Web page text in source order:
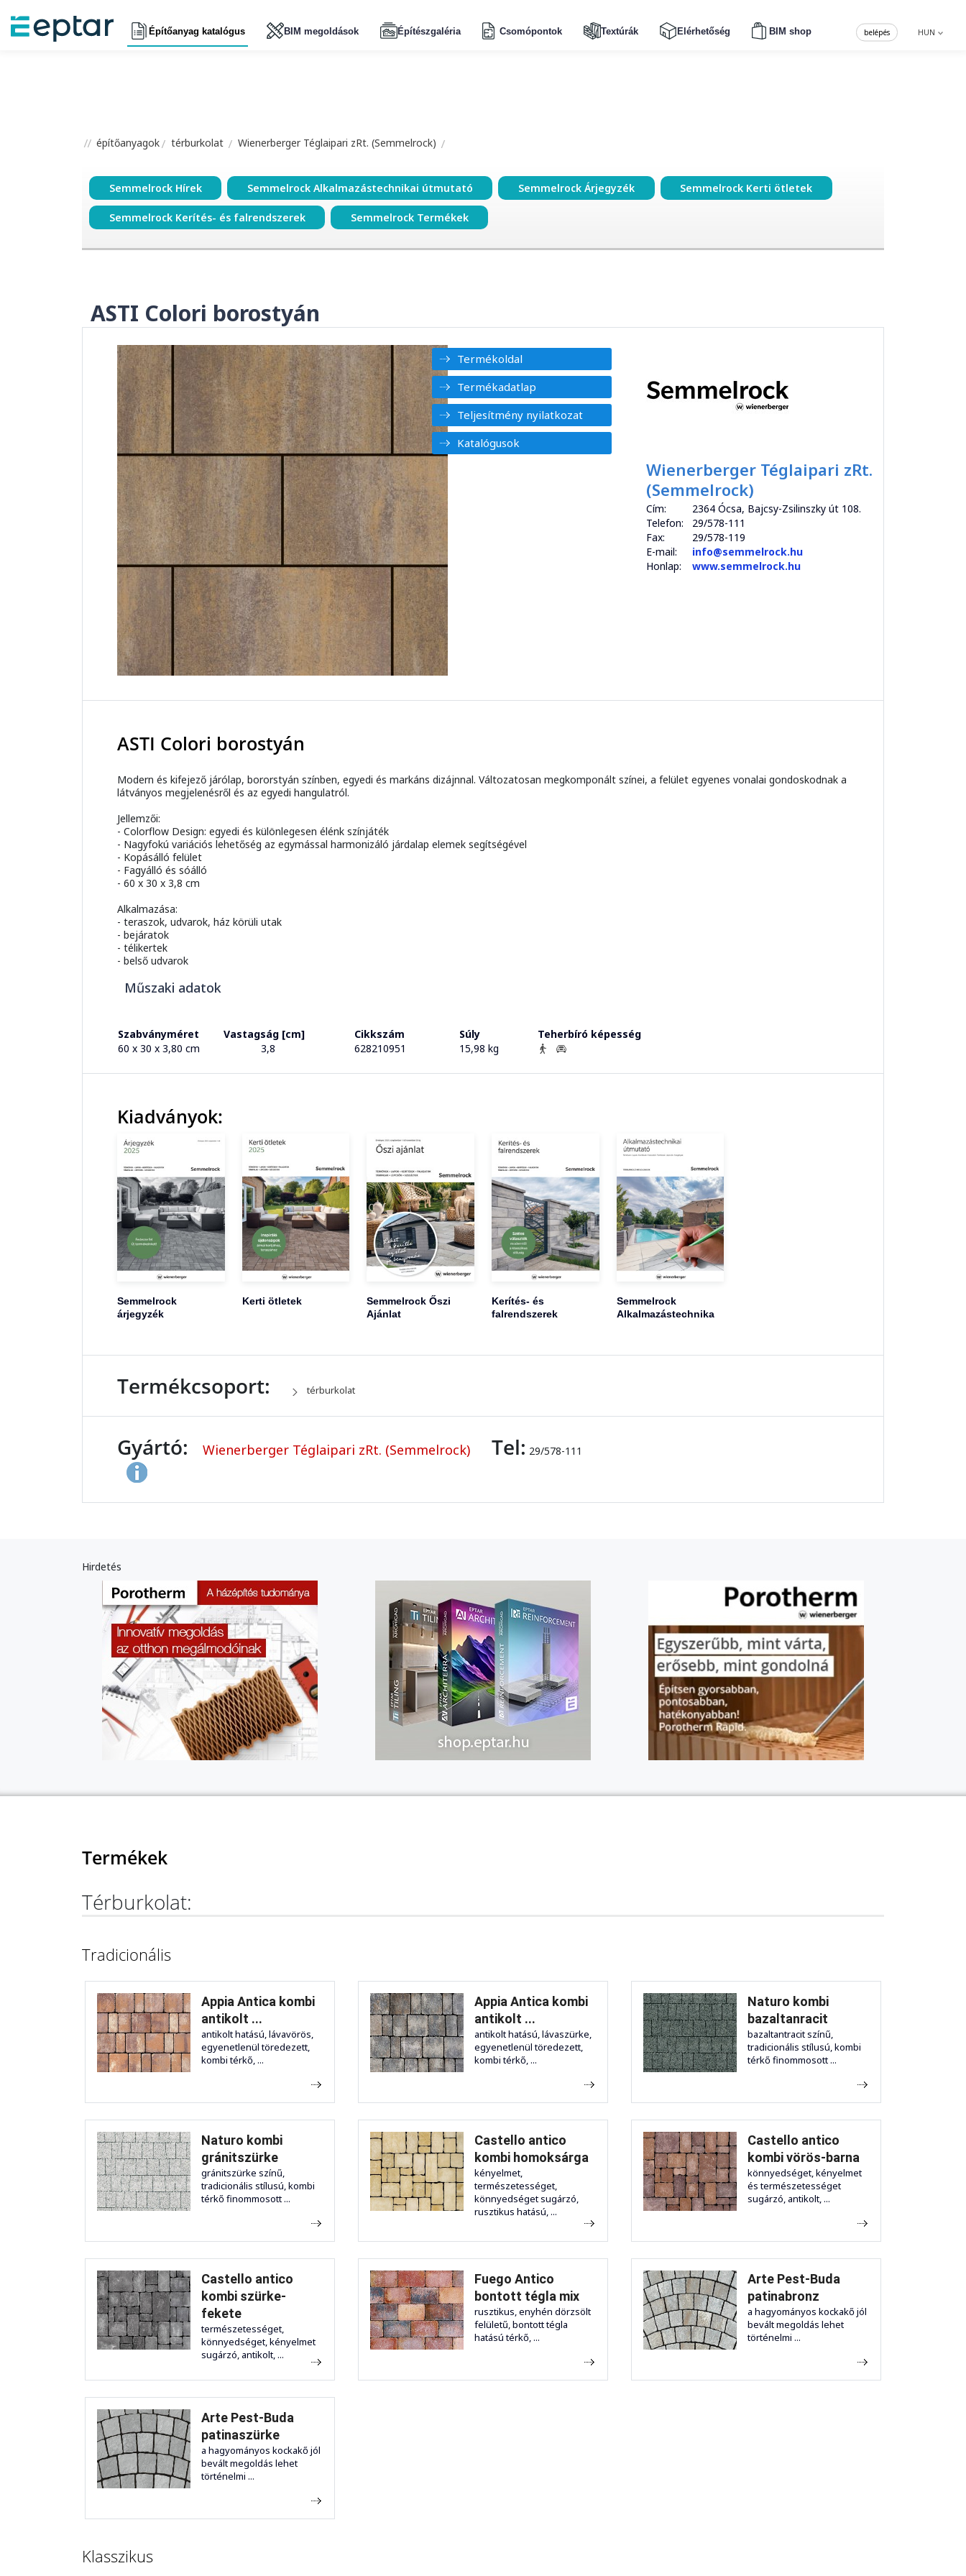
Építőanyag katalógus BIM megoldások Építészgaléria Csomópontok Textúrák Elérhetőség BIM shop HUN
belépés
építőanyagok térburkolat Wienerberger Téglaipari zRt. (Semmelrock)
Semmelrock Hírek Semmelrock Alkalmazástechnikai útmutató Semmelrock Árjegyzék Semmelrock Kerti ötletek
Semmelrock Kerítés- és falrendszerek Semmelrock Termékek
ASTI Colori borostyán
Termékoldal
Termékadatlap
Teljesítmény nyilatkozat
Katalógusok
Wienerberger Téglaipari zRt.
(Semmelrock)
Cím:
2364 Ócsa, Bajcsy-Zsilinszky út 108.
Telefon:
29/578-111
Fax:
29/578-119
E-mail:
info@semmelrock.hu
Honlap:
www.semmelrock.hu
ASTI Colori borostyán
Modern és kifejező járólap, bororstyán színben, egyedi és markáns dizájnnal. Változatosan megkomponált színei, a felület egyenes vonalai gondoskodnak a
látványos megjelenésről és az egyedi hangulatról.
Jellemzői:
- Colorflow Design: egyedi és különlegesen élénk színjáték
- Nagyfokú variációs lehetőség az egymással harmonizáló járdalap elemek segítségével
- Kopásálló felület
- Fagyálló és sóálló
- 60 x 30 x 3,8 cm
Alkalmazása:
- teraszok, udvarok, ház körüli utak
- bejáratok
- télikertek
- belső udvarok
Műszaki adatok
Szabványméret Vastagság [cm] Cikkszám Súly
Teherbíró képesség
60 x 30 x 3,80 cm
3,8 628210951 15,98 kg
Kiadványok:
Semmelrock
árjegyzék
Kerti ötletek
Semmelrock Őszi
Ajánlat
Kerítés- és
falrendszerek
Semmelrock
Alkalmazástechnika
Termékcsoport: térburkolat
Gyártó: Wienerberger Téglaipari zRt. (Semmelrock) Tel: 29/578-111
Hirdetés
Termékek
Térburkolat:
Tradicionális
Appia Antica kombi
antikolt ...
antikolt hatású, lávavörös,
egyenetlenül töredezett,
kombi térkő, ...
Appia Antica kombi
antikolt ...
antikolt hatású, lávaszürke,
egyenetlenül töredezett,
kombi térkő, ...
Naturo kombi
bazaltanracit
bazaltantracit színű,
tradicionális stílusú, kombi
térkő finommosott ...
Naturo kombi
gránitszürke
gránitszürke színű,
tradicionális stílusú, kombi
térkő finommosott ...
Castello antico
kombi homoksárga
kényelmet,
természetességet,
könnyedséget sugárzó,
rusztikus hatású, ...
Castello antico
kombi vörös-barna
könnyedséget, kényelmet
és természetességet
sugárzó, antikolt, ...
Castello antico
kombi szürke-
fekete
természetességet,
könnyedséget, kényelmet
sugárzó, antikolt, ...
Fuego Antico
bontott tégla mix
rusztikus, enyhén dörzsölt
felületű, bontott tégla
hatású térkő, ...
Arte Pest-Buda
patinabronz
a hagyományos kockakő jól
bevált megoldás lehet
történelmi ...
Arte Pest-Buda
patinaszürke
a hagyományos kockakő jól
bevált megoldás lehet
történelmi ...
Klasszikus